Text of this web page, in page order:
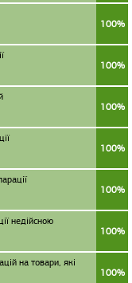
100%
100%
100%
100%
100%
недійсною
100%
на товари, які
100%